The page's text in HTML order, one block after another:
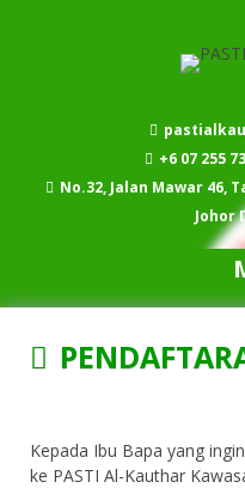
+6 07 255
No.32, Jalan Mawar 46,
Johor
Kepada Ibu Bapa yang
ke PASTI Al-Kauthar